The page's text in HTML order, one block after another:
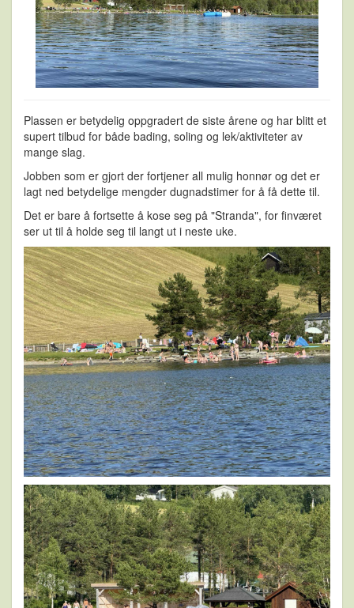
Plassen er betydelig oppgradert de siste årene og har blitt et
supert tilbud for både bading, soling og lek/aktiviteter av
mange slag.
Jobben som er gjort der fortjener all mulig honnør og det er
lagt ned betydelige mengder dugnadstimer for å få dette til.
Det er bare å fortsette å kose seg på "Stranda", for finværet
ser ut til å holde seg til langt ut i neste uke.